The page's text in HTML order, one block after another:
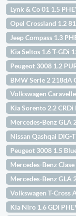
Lynk & Co 01 1.5
Opel Crossland 1.2
Jeep Compass 1.3
Kia Seltos 1.6 T-GDi
Peugeot 3008 1.2
BMW Serie 2 218dA
Volkswagen
Kia Sorento 2.2
Mercedes-Benz GLA
Nissan Qashqai
Peugeot 3008 1.5
Mercedes-Benz
Mercedes-Benz GLA
Volkswagen T-Cross
Kia Niro 1.6 GDI